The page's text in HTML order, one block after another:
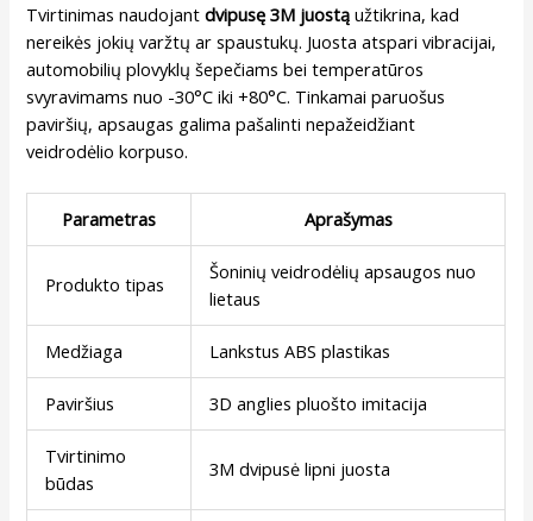
Tvirtinimas naudojantdvipusę 3M juostą užtikrina, kad
nereikės jokių varžtų ar spaustukų. Juosta atspari vibracijai,
automobilių plovyklų šepečiams bei temperatūros
svyravimams nuo -30°C iki +80°C. Tinkamai paruošus
paviršių, apsaugas galima pašalinti nepažeidžiant
veidrodėlio korpuso.
Parametras Aprašymas
Produkto tipas
Šoninių veidrodėlių apsaugos nuo
lietaus
Medžiaga Lankstus ABS plastikas
Paviršius 3D anglies pluošto imitacija
Tvirtinimo
būdas
3M dvipusė lipni juosta